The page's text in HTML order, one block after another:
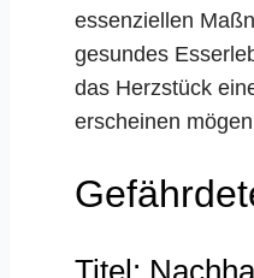
essenziellen
gesundes
das Herzstück
erscheinen
Titel: